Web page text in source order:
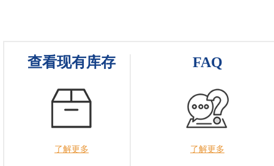
查看现有库存
了解更多
FAQ
了解更多